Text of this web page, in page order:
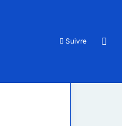
Suivre